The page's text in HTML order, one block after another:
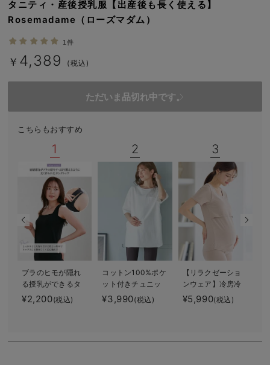
便利な育児家電
保育園・入園準備特集
デロンギ
入院準備の持ち物チェック
タニティ・産後授乳服【出産後も長く使える】
Rosemadame（ローズマダム）
1件
￥ 4,389 (税込)
ただいま品切れ中です。
こちらもおすすめ
1
ブラのヒモが隠れ
る授乳ができるタ
ンクトップ 抗菌
防臭 綿混モダー
¥2,200(税込)
2
コットン100%ポケ
ット付きチュニッ
クトップス マタ
ニティ・授乳服
¥3,990(税込)
3
【リラクゼーショ
ンウェア】冷房冷
え対策 保温＆リ
カバリーサポー
efe×ANGELIEBEコ
¥5,990(税込)